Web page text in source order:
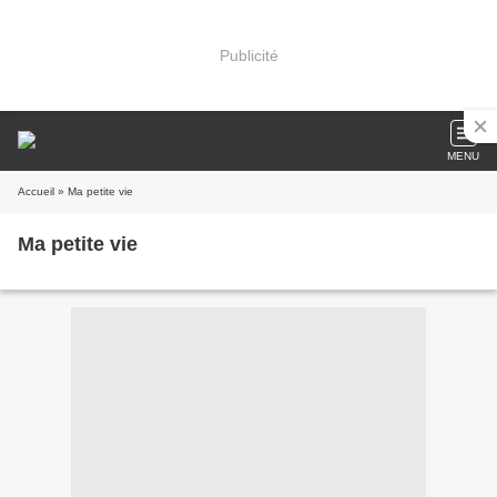
Publicité
MENU
Accueil » Ma petite vie
Ma petite vie